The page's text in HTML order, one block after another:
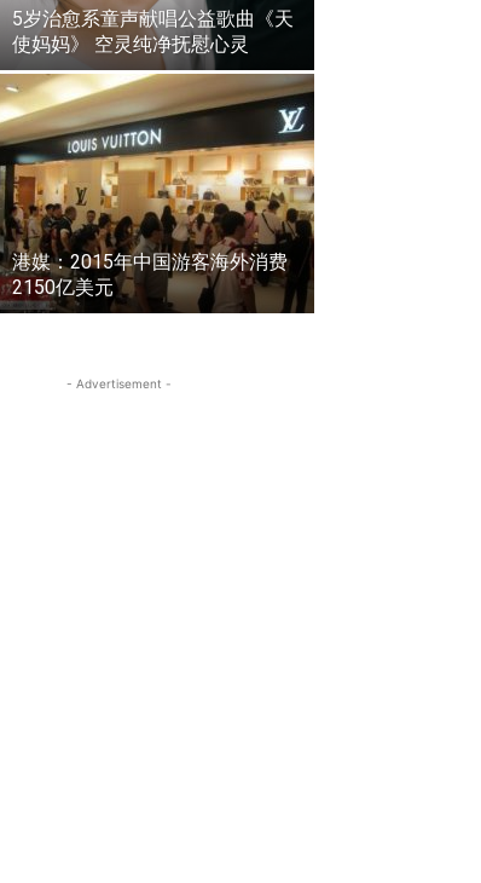
5岁治愈系童声献唱公益歌曲《天
使妈妈》 空灵纯净抚慰心灵
港媒：2015年中国游客海外消费
2150亿美元
- Advertisement -